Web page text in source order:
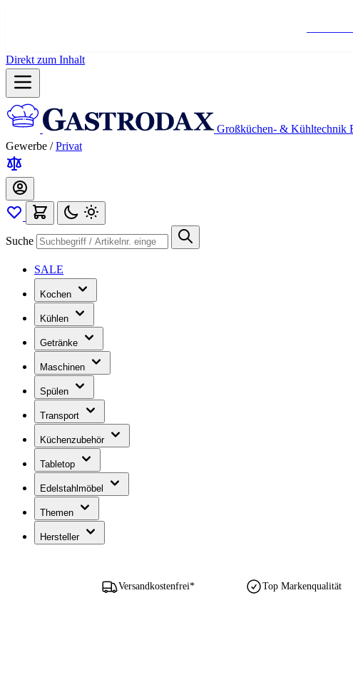
Direkt zum Inhalt
Großküchen- & Kühltechnik
Gewerbe / Privat
Suche
SALE
Kochen
Kühlen
Getränke
Maschinen
Spülen
Transport
Küchenzubehör
Tabletop
Edelstahlmöbel
Themen
Hersteller
Versandkostenfrei* Top Markenqualität